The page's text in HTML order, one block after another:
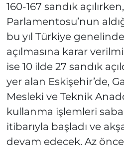
160-167 sandık
Parlamentosu’nun
bu yıl Türkiye
açılmasına karar
ise 10 ilde 27 sandık
yer alan Eskişehir’de,
Mesleki ve Teknik
kullanma işlemleri
itibarıyla başladı ve
devam edecek. Az